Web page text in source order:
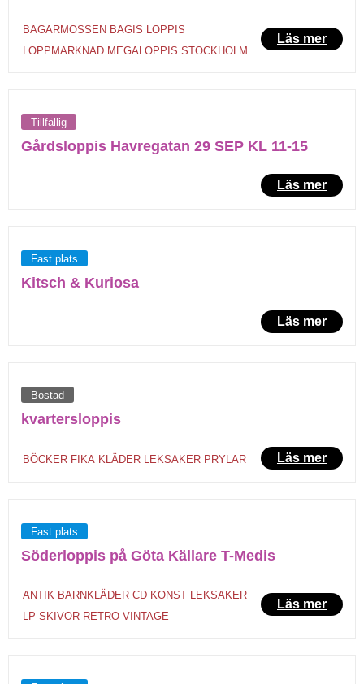
BAGARMOSSEN BAGIS LOPPIS
LOPPMARKNAD MEGALOPPIS STOCKHOLM
Läs mer
Tillfällig
Gårdsloppis Havregatan 29 SEP KL 11-15
Läs mer
Fast plats
Kitsch & Kuriosa
Läs mer
Bostad
kvartersloppis
BÖCKER FIKA KLÄDER LEKSAKER PRYLAR Läs mer
Fast plats
Söderloppis på Göta Källare T-Medis
ANTIK BARNKLÄDER CD KONST LEKSAKER
LP SKIVOR RETRO VINTAGE
Läs mer